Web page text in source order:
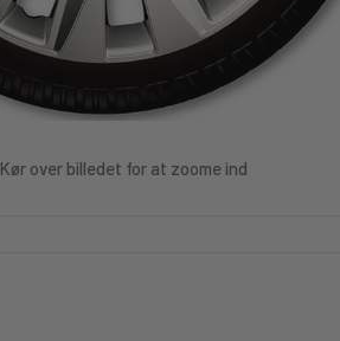
Kør over billedet for at zoome ind